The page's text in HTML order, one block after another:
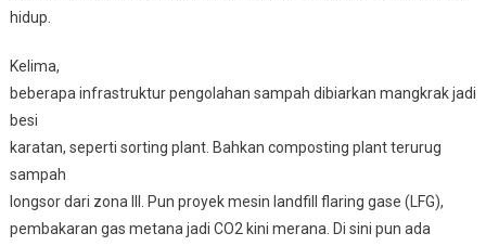
hidup.
Kelima,
beberapa infrastruktur pengolahan sampah dibiarkan mangkrak jadi
besi
karatan, seperti sorting plant. Bahkan composting plant terurug
sampah
longsor dari zona III. Pun proyek mesin landfill flaring gase (LFG),
pembakaran gas metana jadi CO2 kini merana. Di sini pun ada